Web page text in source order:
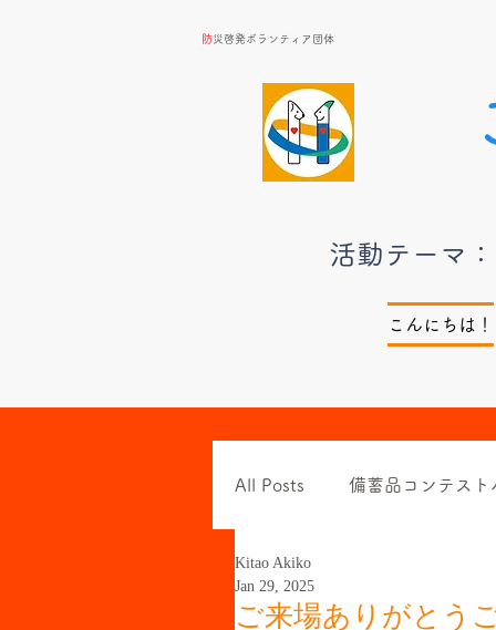
​防災啓発ボランティア団体
活動テーマ
こんにちは！
All Posts 備蓄品コンテスト
ご来場ありがとう
Kitao Akiko
Jan 29, 2025